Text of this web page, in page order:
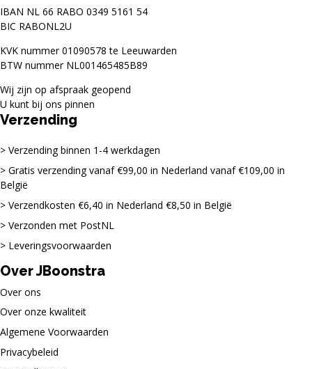
IBAN NL 66 RABO 0349 5161 54
BIC RABONL2U
KVK nummer 01090578 te Leeuwarden
BTW nummer NL001465485B89
Wij zijn op afspraak geopend
U kunt bij ons pinnen
Verzending
Verzending binnen 1-4 werkdagen
Gratis verzending vanaf €99,00 in Nederland vanaf €109,00 in
België
Verzendkosten €6,40 in Nederland €8,50 in België
Verzonden met PostNL
Leveringsvoorwaarden
Over JBoonstra
Over ons
Over onze kwaliteit
Algemene Voorwaarden
Privacybeleid